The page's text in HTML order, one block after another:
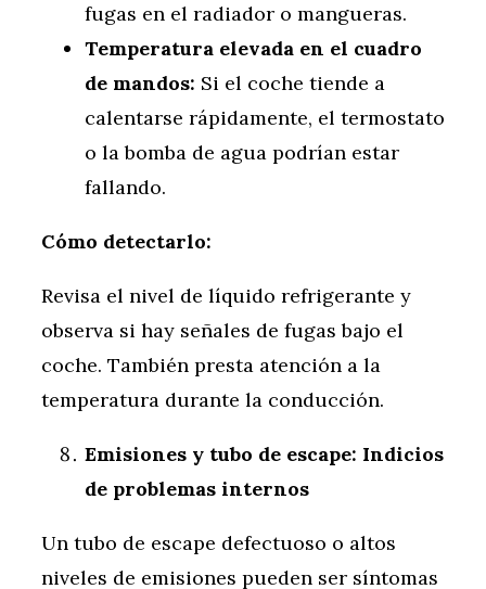
fugas en el radiador o mangueras.
Temperatura elevada en el cuadro
de mandos: Si el coche tiende a
calentarse rápidamente, el termostato
o la bomba de agua podrían estar
fallando.
Cómo detectarlo:
Revisa el nivel de líquido refrigerante y
observa si hay señales de fugas bajo el
coche. También presta atención a la
temperatura durante la conducción.
Emisiones y tubo de escape: Indicios
de problemas internos
Un tubo de escape defectuoso o altos
niveles de emisiones pueden ser síntomas